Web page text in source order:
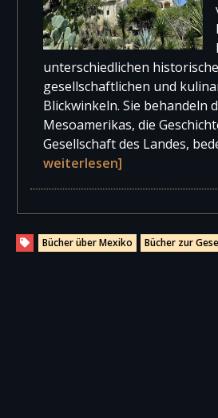
unterschiedlichen
gesellschaftlichen und
Blickwinkeln. Sie behandeln
Mesoamerikas, die
Gesellschaft des Landes,
weiterlesen]
Bücher über Mexiko Bücher zur